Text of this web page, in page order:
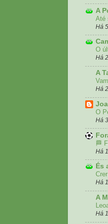
A
Até
Há
O
Há
A
Há
O
Há
🏁
Há
És
Há
A
Há